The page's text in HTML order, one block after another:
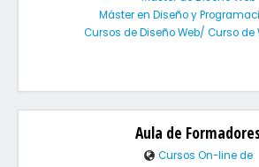
Máster en Diseño y
Cursos de Diseño Web/ Curso de
Aula de
Cursos On-line de